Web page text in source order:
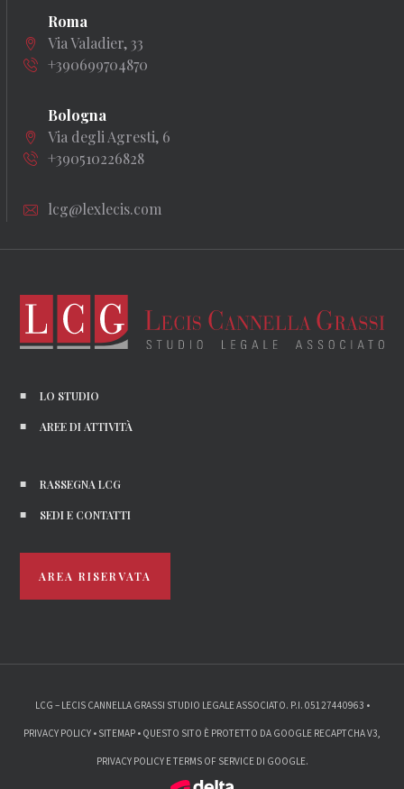
Roma
Via Valadier, 33
+390699704870
Bologna
Via degli Agresti, 6
+390510226828
lcg@lexlecis.com
LO STUDIO
AREE DI ATTIVITÀ
RASSEGNA LCG
SEDI E CONTATTI
AREA RISERVATA
LCG – LECIS CANNELLA GRASSI STUDIO LEGALE ASSOCIATO. P.I. 05127440963 •
PRIVACY POLICY • SITEMAP • QUESTO SITO È PROTETTO DA GOOGLE RECAPTCHA V3,
PRIVACY POLICYETERMS OF SERVICEDI GOOGLE.